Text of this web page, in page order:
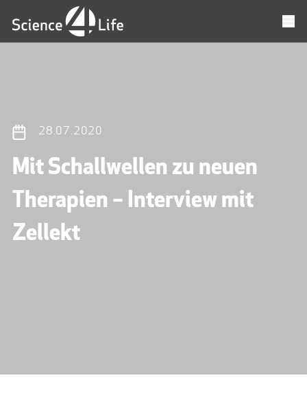
28.07.2020
Mit Schallwellen zu neuen
Therapien – Interview mit
Zellekt